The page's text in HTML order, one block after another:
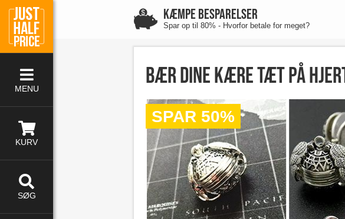
MENU
KURV
SØG
KÆMPE BESPARELSER
Spar op til 80% - Hvorfor betale for meget?
Bær dine kære tæt på
SPAR 50%